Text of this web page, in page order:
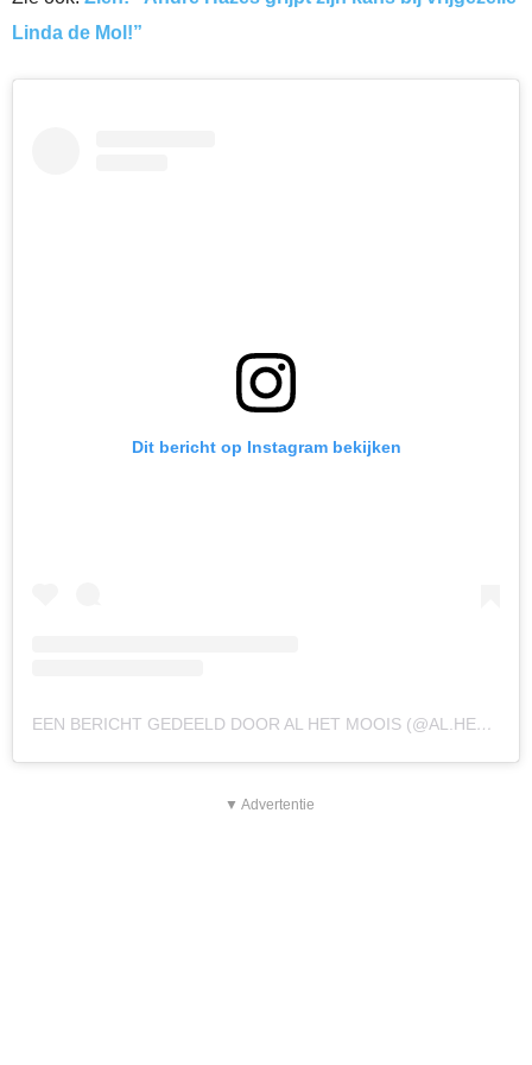
Linda de Mol!”
Dit bericht op Instagram bekijken
EEN BERICHT GEDEELD DOOR AL HET MOOIS (@AL.HET.MOOIS)
▼ Advertentie